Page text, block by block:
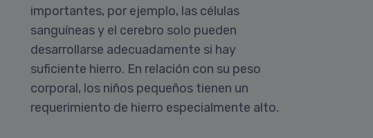
importantes, por ejemplo, las células
sanguíneas y el cerebro solo pueden
desarrollarse adecuadamente si hay
suficiente hierro. En relación con su peso
corporal, los niños pequeños tienen un
requerimiento de hierro especialmente alto.